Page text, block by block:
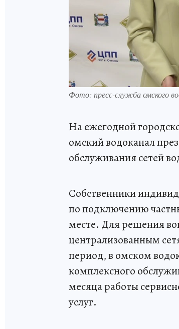
Фото: пресс-служба омского
На ежегодной
омский водоканал
обслуживания сетей
Собственники
по подключению
месте. Для решения
централизованным
период, в омском
комплексного
месяца работы
услуг.